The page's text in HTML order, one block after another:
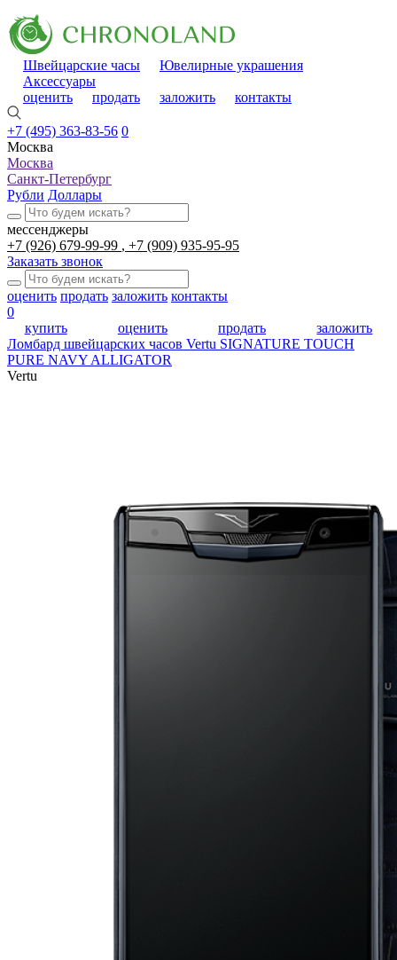
Швейцарские часы
Ювелирные украшения
Аксессуары
оценить
продать заложить контакты
+7 (495) 363-83-56 0
Москва
Москва
Санкт-Петербург
Рубли Доллары
мессенджеры
+7 (926) 679-99-99
+7 (909) 935-95-95
Заказать звонок
оценить продать заложить контакты
0
купить
оценить продать
заложить
Ломбард швейцарских часов Vertu SIGNATURE TOUCH
PURE NAVY ALLIGATOR
Vertu